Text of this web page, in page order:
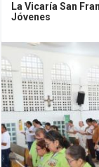
La Vicaría San
Jóvenes